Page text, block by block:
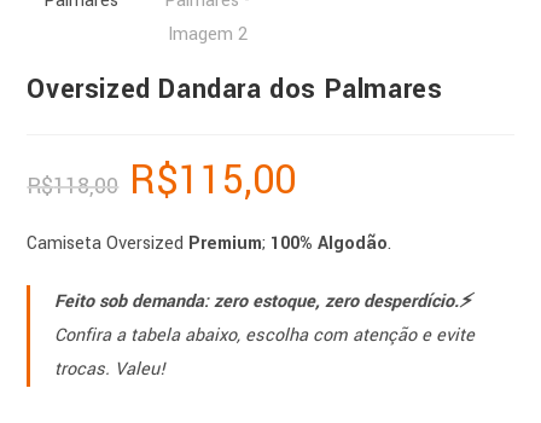
Oversized Dandara dos Palmares
R$118,00 R$115,00
Camiseta Oversized Premium; 100% Algodão.
Feito sob demanda: zero estoque, zero desperdício.⚡️
Confira a tabela abaixo, escolha com atenção e evite
trocas. Valeu!